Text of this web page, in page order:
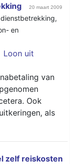
20 maart 2009
,
en
Loon uit
van
Ook
als
zelf reiskosten